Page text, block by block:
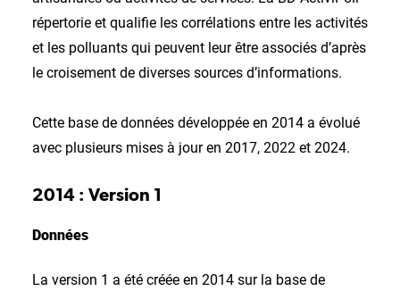
répertorie et qualifie les corrélations entre les activités
et les polluants qui peuvent leur être associés d’après
le croisement de diverses sources d’informations.
Cette base de données développée en 2014 a évolué
avec plusieurs mises à jour en 2017, 2022 et 2024.
2014 : Version 1
Données
La version 1 a été créée en 2014 sur la base de